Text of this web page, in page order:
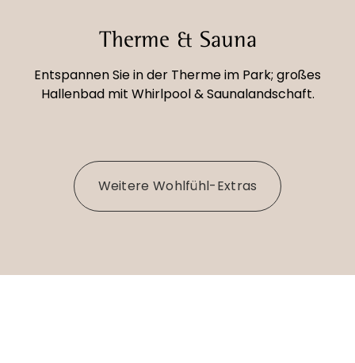
Therme & Sauna
Entspannen Sie in der Therme im Park; großes
Hallenbad mit Whirlpool & Saunalandschaft.
Weitere Wohlfühl-Extras